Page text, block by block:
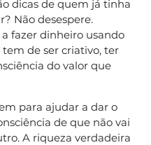
dicas de quem já tinha
Não desespere.
fazer dinheiro usando
de ser criativo, ter
do valor que
para ajudar a dar o
de que não vai
A riqueza verdadeira